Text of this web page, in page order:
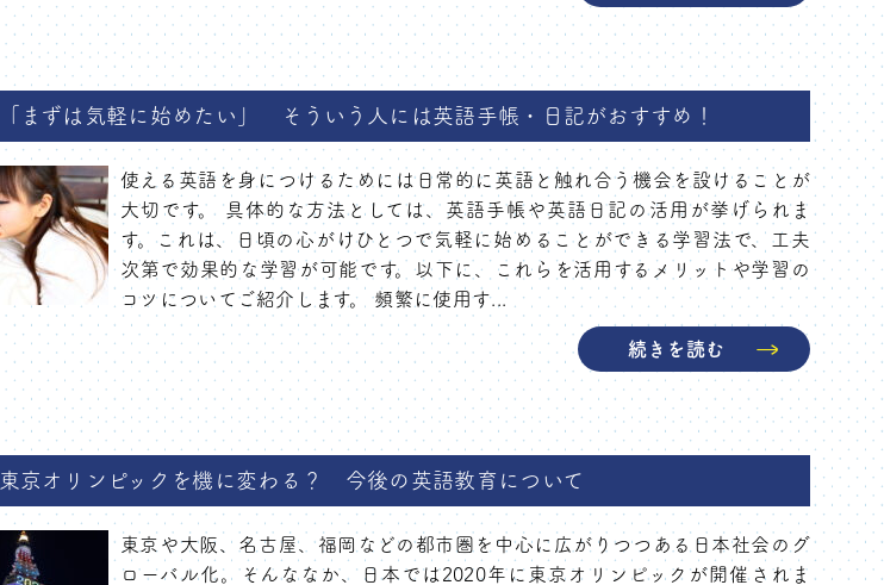
「まずは気軽に始めたい」 そういう人には英語手帳・日記がおすすめ！
使える英語を身につけるためには日常的に英語と触れ合う機会を設けることが
大切です。 具体的な方法としては、英語手帳や英語日記の活用が挙げられま
す。これは、日頃の心がけひとつで気軽に始めることができる学習法で、工夫
次第で効果的な学習が可能です。以下に、これらを活用するメリットや学習の
コツについてご紹介します。 頻繁に使用す...
続きを読む
東京オリンピックを機に変わる？ 今後の英語教育について
東京や大阪、名古屋、福岡などの都市圏を中心に広がりつつある日本社会のグ
ローバル化。そんななか、日本では2020年に東京オリンピックが開催されま